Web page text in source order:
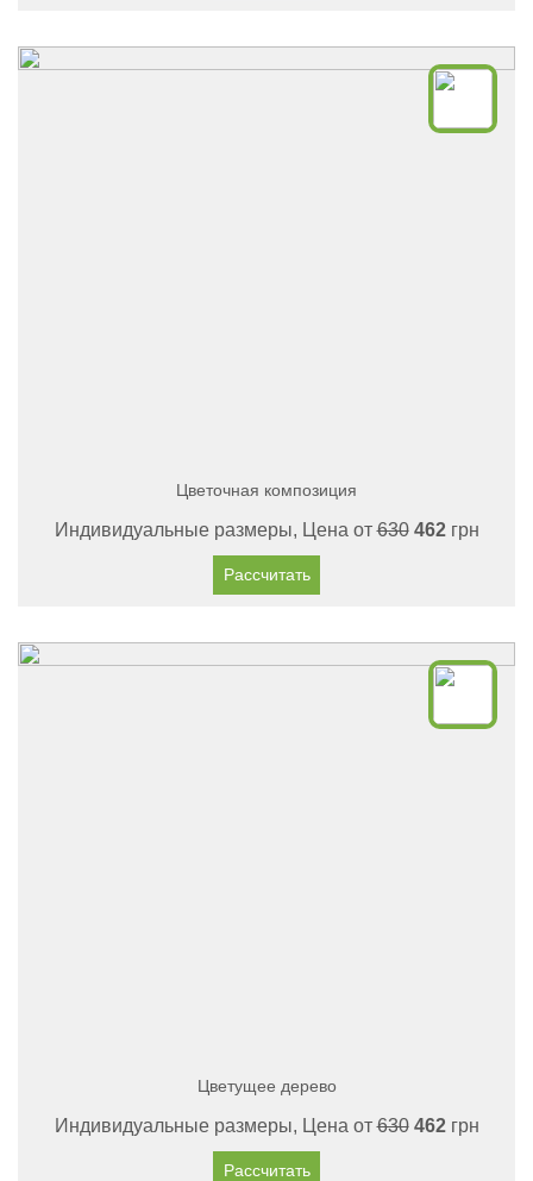
Цветочная композиция
Индивидуальные размеры, Цена от630 462грн
Рассчитать
Цветущее дерево
Индивидуальные размеры, Цена от630 462грн
Рассчитать